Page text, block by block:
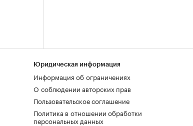
Юридическая информация
Информация об ограничениях
О соблюдении авторских прав
Пользовательское соглашение
Политика в отношении обработки
персональных данных